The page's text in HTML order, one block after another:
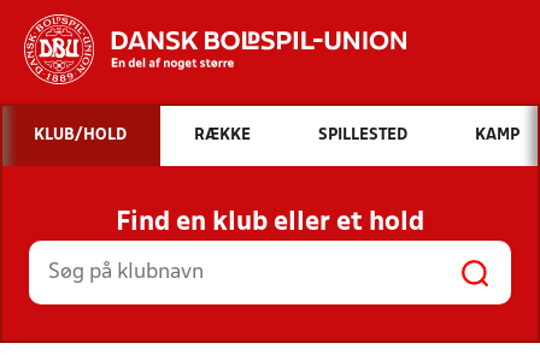
Hvad vil du søge efter?
INDHOLD OG NYHEDER
STILLINGER, RESULTATER, KLUBBER OG
HOLD
KLUB/HOLD RÆKKE SPILLESTED KAMP
Find en klub eller et hold